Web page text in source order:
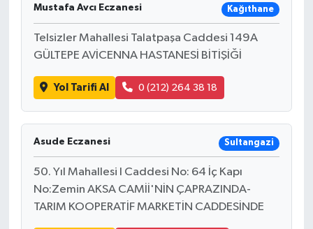
Mustafa Avcı Eczanesi Kağıthane
Telsizler Mahallesi Talatpaşa Caddesi 149A
GÜLTEPE AVİCENNA HASTANESİ BİTİŞİĞİ
Yol Tarifi Al 0 (212) 264 38 18
Asude Eczanesi Sultangazi
50. Yıl Mahallesi I Caddesi No: 64 İç Kapı
No:Zemin AKSA CAMİİ'NİN ÇAPRAZINDA-
TARIM KOOPERATİF MARKETİN CADDESİNDE